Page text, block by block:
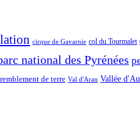
cirque de Gavarnie col du Tourmalet
national des Pyrénées
de terre Val d'Aran Vallée